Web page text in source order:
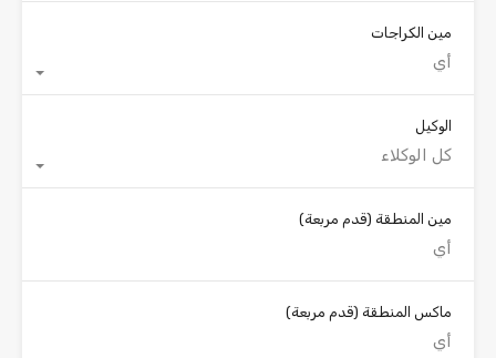
مين الكراجات
أي
الوكيل
كل الوكلاء
مين المنطقة (قدم مربعة)
ماكس المنطقة (قدم مربعة)